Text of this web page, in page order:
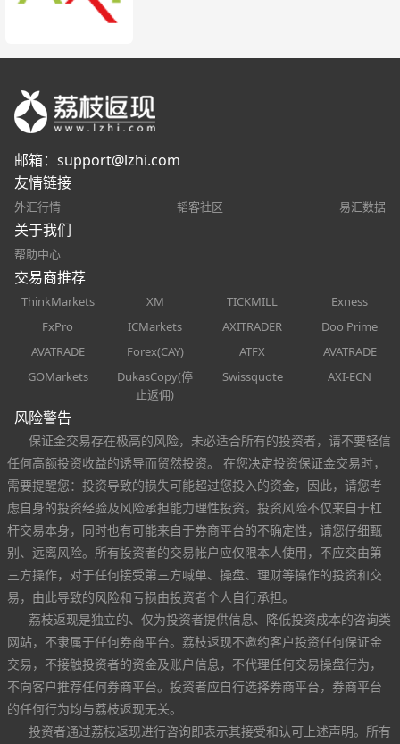
邮箱： support@lzhi.com
友情链接
外汇行情 韬客社区 易汇数据
关于我们
帮助中心
交易商推荐
ThinkMarkets XM TICKMILL
Exness
FxPro
ICMarkets AXITRADER
Doo Prime
AVATRADE
Forex(CAY) ATFX
AVATRADE
GOMarkets
DukasCopy(停
止返佣)
Swissquote AXI-ECN
风险警告
保证金交易存在极高的风险，未必适合所有的投资者，请不要轻信
任何高额投资收益的诱导而贸然投资。 在您决定投资保证金交易时，
需要提醒您：投资导致的损失可能超过您投入的资金，因此，请您考
虑自身的投资经验及风险承担能力理性投资。投资风险不仅来自于杠
杆交易本身，同时也有可能来自于券商平台的不确定性，请您仔细甄
别、远离风险。所有投资者的交易帐户应仅限本人使用，不应交由第
三方操作，对于任何接受第三方喊单、操盘、理财等操作的投资和交
易，由此导致的风险和亏损由投资者个人自行承担。
荔枝返现是独立的、仅为投资者提供信息、降低投资成本的咨询类
网站，不隶属于任何券商平台。荔枝返现不邀约客户投资任何保证金
交易，不接触投资者的资金及账户信息，不代理任何交易操盘行为，
不向客户推荐任何券商平台。投资者应自行选择券商平台，券商平台
的任何行为均与荔枝返现无关。
投资者通过荔枝返现进行咨询即表示其接受和认可上述声明。所有